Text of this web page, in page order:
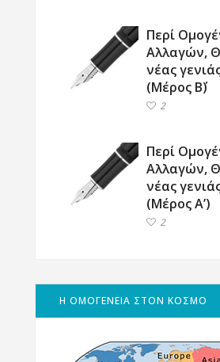
Περί
Αλλαγών,
νέας
(Μέρος Β΄)
2
Περί
Αλλαγών,
νέας
(Μέρος Α’)
2
Η ΟΜΟΓΕΝΕΙΑ ΣΤΟΝ ΚΟΣΜΟ